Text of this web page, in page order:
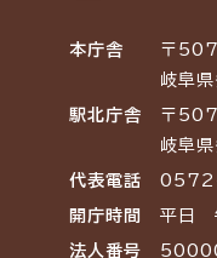
本庁舎
〒
岐阜
駅北庁舎
〒
岐阜
代表電話
開庁時間 平日
法人番号